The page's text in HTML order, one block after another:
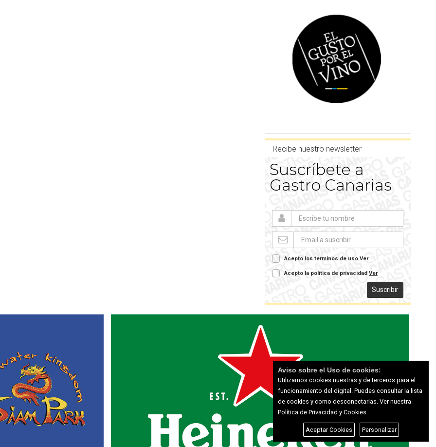
Recibe nuestro newsletter
Suscríbete a
Gastro Canarias
Acepto los terminos de uso Ver
Acepto la política de privacidad Ver
Suscribir
Aviso sobre el Uso de cookies:
Utilizamos cookies nuestras y de terceros para el
funcionamiento del digital. Puedes consultar la lista
de cookies y como desconectarlas. Ver nuestra
Política de Privacidad y Cookies
Aceptar Cookies Personalizar